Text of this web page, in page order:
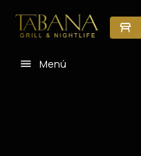
Menú